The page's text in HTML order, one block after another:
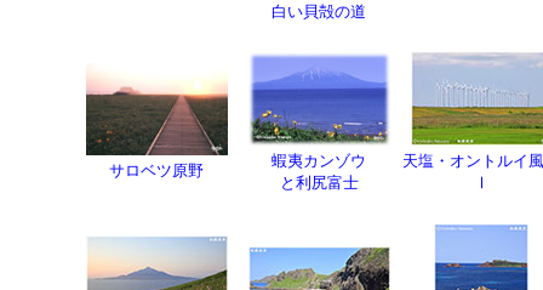
白い貝殻の道
サロベツ原野
蝦夷カンゾウ
と利尻富士
天塩・オントルイ
Ⅰ